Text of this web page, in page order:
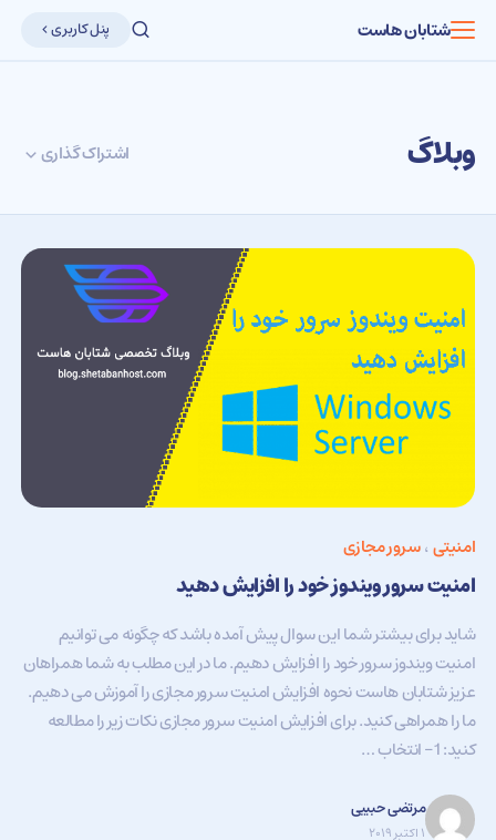
شتابان هاست پنل کاربری
وبلاگ اشتراک گذاری
امنیتی،سرور مجازی
امنیت سرور ویندوز خود را افزایش دهید
شاید برای بیشتر شما این سوال پیش آمده باشد که چگونه می توانیم
امنیت ویندوز سرور خود را افزایش دهیم. ما در این مطلب به شما همراهان
عزیز شتابان هاست نحوه افزایش امنیت سرور مجازی را آموزش می دهیم.
ما را همراهی کنید. برای افزایش امنیت سرور مجازی نکات زیر را مطالعه
کنید: 1- انتخاب …
مرتضی حبیبی
۱ اکتبر ۲۰۱۹